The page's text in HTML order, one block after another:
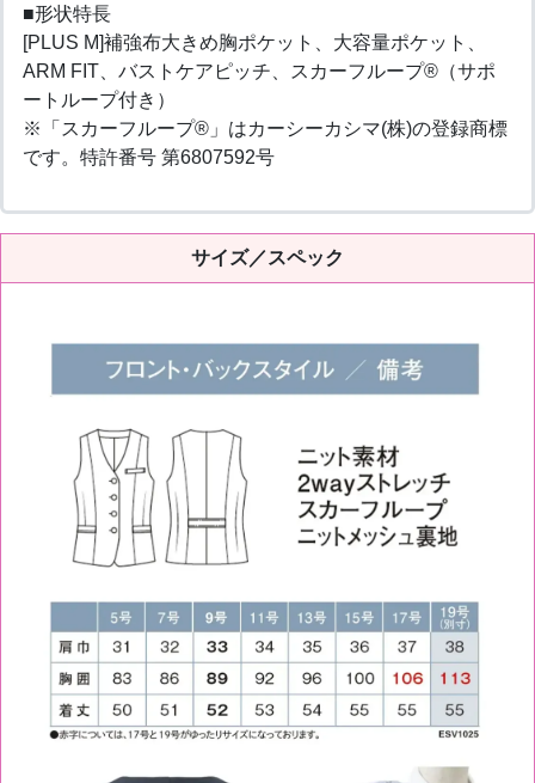
■形状特長
[PLUS M]補強布大きめ胸ポケット、大容量ポケット、
ARM FIT、バストケアピッチ、スカーフループ®（サポ
ートループ付き）
※「スカーフループ®」はカーシーカシマ(株)の登録商標
です。特許番号 第6807592号
サイズ／スペック